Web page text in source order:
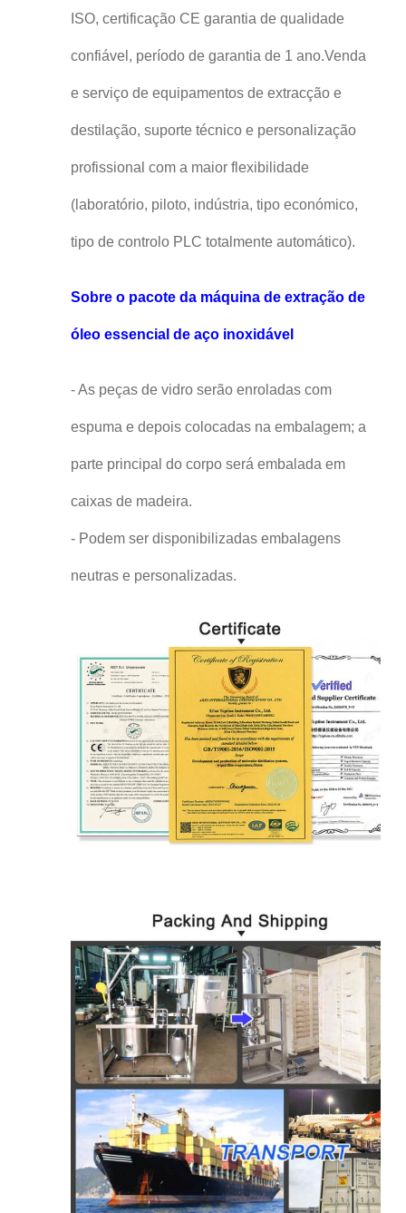
ISO, certificação CE garantia de qualidade
confiável, período de garantia de 1 ano.Venda
e serviço de equipamentos de extracção e
destilação, suporte técnico e personalização
profissional com a maior flexibilidade
(laboratório, piloto, indústria, tipo económico,
tipo de controlo PLC totalmente automático).
Sobre o pacote da máquina de extração de
óleo essencial de aço inoxidável
- As peças de vidro serão enroladas com
espuma e depois colocadas na embalagem; a
parte principal do corpo será embalada em
caixas de madeira.
- Podem ser disponibilizadas embalagens
neutras e personalizadas.